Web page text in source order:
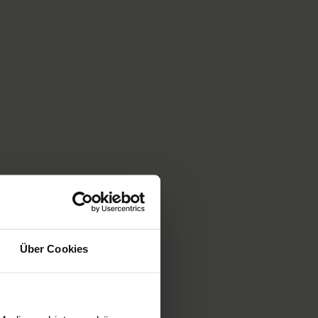
Über Cookies